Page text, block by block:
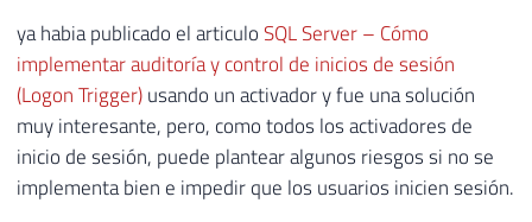
ya habia publicado el articuloSQL Server – Cómo
implementar auditoría y control de inicios de sesión
(Logon Trigger)usando un activador y fue una solución
muy interesante, pero, como todos los activadores de
inicio de sesión, puede plantear algunos riesgos si no se
implementa bien e impedir que los usuarios inicien sesión.